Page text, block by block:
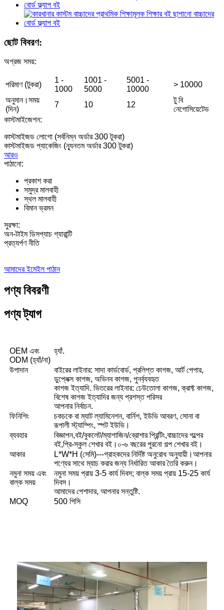
ছোট বিবরণ:
অগ্রজ সময়:
পরিমাণ (টুকরা)
1 -
1000
1001 -
5000
5001 -
10000
> 10000
অনুমান।সময়
(দিন)
7 10 12
টু বি
নেগোসিয়েটেড
কাস্টমাইজেশন:
কাস্টমাইজড লোগো (সর্বনিম্ন অর্ডার 300 টুকরা)
কাস্টমাইজড প্যাকেজিং (ন্যূনতম অর্ডার 300 টুকরা)
আরও
পাঠানো:
প্রকাশ করা
সমুদ্র মালবাহী
স্থল মালবাহী
বিমান ভ্রমন
সুরক্ষা:
অন-টাইম ডিসপ্যাচ গ্যারান্টি
প্রত্যর্পণ নীতি
আমাদের ইমেইল পাঠান
পণ্য বিবরণী
পণ্য ট্যাগ
OEM এবং
ODM (হ্যাঁ/না)
হ্যাঁ.
উপাদান
বাইরের লাইনার: সাদা কার্ডবোর্ড, প্রলিপ্ত কাগজ, আর্ট পেপার,
ডুপ্লেক্স কাগজ, অভিনব কাগজ, পুনর্ব্যবহৃত
কাগজ ইত্যাদি. ভিতরের লাইনার: ঢেউতোলা কাগজ, ক্রাফ্ট কাগজ,
বিশেষ কাগজ ইত্যাদির জন্য প্রশস্ত পরিসর
আপনার নির্বাচন.
ফিনিশিং
চকচকে বা ম্যাট ল্যামিনেশন, বার্নিশ, ইউভি আবরণ, সোনা বা
রূপালী স্ট্যাম্পিং, স্পট ইউভি।
ব্যবহার
বিজ্ঞাপন,বই/বুকলেট/ম্যাগাজিন/ব্রোশার প্রিন্টিং,বাচ্চাদের গল্পের
বই,প্রি-স্কুল শেখার বই।০-৬ বছরের পুরনো গল্প শেখার বই।
আকার
L*W*H (সেমি)---গ্রাহকদের নির্দিষ্ট অনুরোধ অনুযায়ী।আপনার
পণ্যের সাথে ম্যাচ করার জন্য নির্ধারিত আকার তৈরি করুন।
নমুনা সময় এবং
বাল্ক সময়
নমুনা সময় প্রায় 3-5 কার্য দিবস; বাল্ক সময় প্রায় 15-25 কার্য
দিবস।
আমাদের পেশাদার, আপনার সন্তুষ্টি.
MOQ
500 পিসি